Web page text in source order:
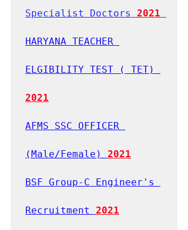
Specialist Doctors
HARYANA TEACHER
2021
AFMS SSC OFFICER
(Male/Female) 2021
BSF Group-C Engineer's
Recruitment 2021